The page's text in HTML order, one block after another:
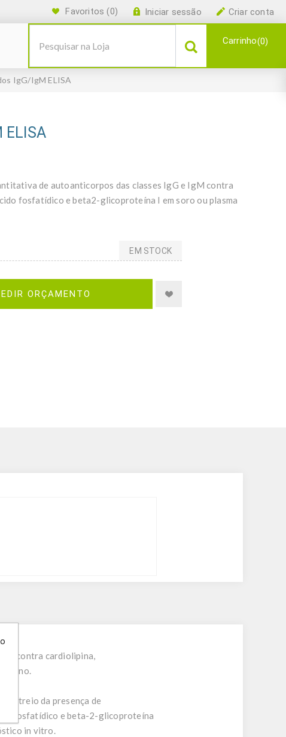
Criar conta
Iniciar sessão
Favoritos (0)
Carrinho 0
IgG/IgM ELISA
de autoanticorpos das classes IgG e IgM contra
fosfatídico e beta2-glicoproteína I em soro ou plasma
EM STOCK
ORÇAMENTO
contra cardiolipina,
rastreio da presença de
fosfatídico e beta-2-glicoproteína
in vitro.